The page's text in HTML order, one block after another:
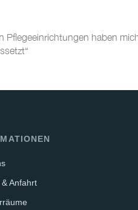
Pflegeeinrichtungen haben
Anfahrt